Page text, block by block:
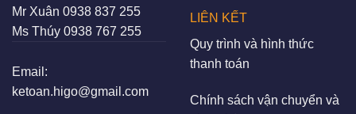
Mr Xuân 0938 837 255
Ms Thúy 0938 767 255
Email:
ketoan.higo@gmail.com
LIÊN KẾT
Quy trình và hình thức
thanh toán
Chính sách vận chuyển và